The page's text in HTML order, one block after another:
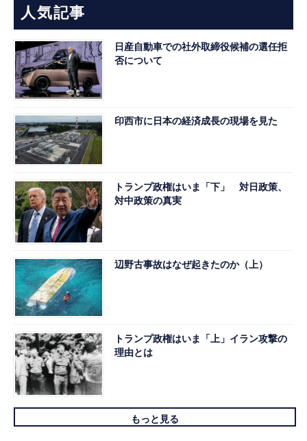
人気記事
日産自動車での社外取締役候補の選任拒
否について
印西市に日本の経済成長の現場を見た
トランプ政権はいま「下」 対日政策、
対中政策の真実
辺野古事故はなぜ起きたのか（上）
トランプ政権はいま「上」イラン攻撃の
理由とは
もっと見る